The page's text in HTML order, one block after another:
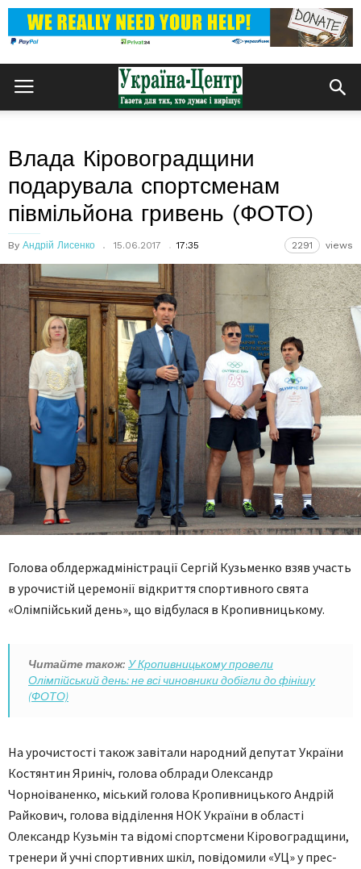
Влада Кіровоградщини
подарувала спортсменам
півмільйона гривень (ФОТО)
By Андрій Лисенко 15.06.2017 17:35 2291 views
Голова облдержадміністрації Сергій Кузьменко взяв участь
в урочистій церемонії відкриття спортивного свята
«Олімпійський день», що відбулася в Кропивницькому.
Читайте також: У Кропивницькому провели
Олімпійський день: не всі чиновники добігли до фінішу
(ФОТО)
На урочистості також завітали народний депутат України
Костянтин Яриніч, голова облради Олександр
Чорноіваненко, міський голова Кропивницького Андрій
Райкович, голова відділення НОК України в області
Олександр Кузьмін та відомі спортсмени Кіровоградщини,
тренери й учні спортивних шкіл, повідомили «УЦ» у прес-